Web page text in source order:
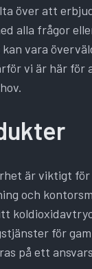
över att
alla frågor
vara
vi är här för
är viktigt
och
för
på ett